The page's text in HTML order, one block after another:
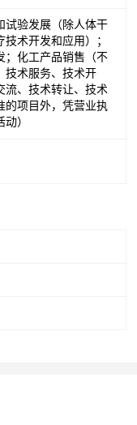
试验发展（除人体干
术开发和应用）；
；化工产品销售（不
技术服务、技术开
流、技术转让、技术
的项目外，凭营业执
）